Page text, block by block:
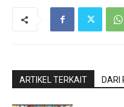
ARTIKEL TERKAIT DARI